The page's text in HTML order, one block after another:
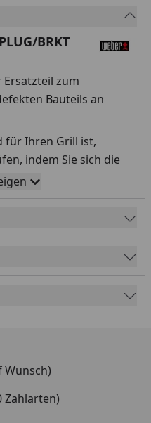
BRKT
Ersatzteil zum
Bauteils an
für Ihren Grill ist,
indem Sie sich die
anschauen und dort
Grillgeräts kommen Sie
wo Sie die
zu den Ersatzteilen
bei Weber, sobald
Wunsch)
Zahlarten)